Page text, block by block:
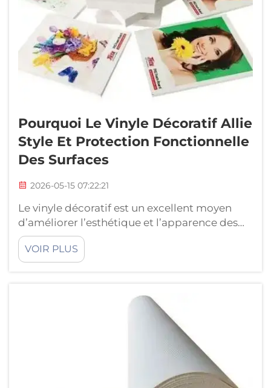
Pourquoi Le Vinyle Décoratif Allie
Style Et Protection Fonctionnelle
Des Surfaces
2026-05-15 07:22:21
Le vinyle décoratif est un excellent moyen
d’améliorer l’esthétique et l’apparence des
pièces, tout en offrant un niveau
supplémentaire de protection pour vos
surfaces. Il existe une infinité de teintes, de
pouvant être coordonnés avec t...
VOIR PLUS